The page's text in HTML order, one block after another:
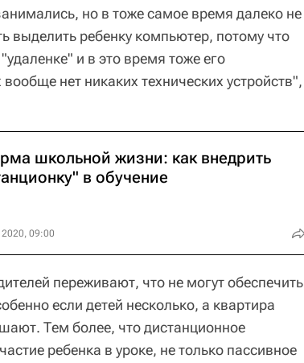
но в тоже самое время далеко не
выделить ребенку компьютер, потому что
и в это время тоже его
нет никаких технических устройств",
школьной жизни: как внедрить
в обучение
2020, 09:00
переживают, что не могут обеспечить
если детей несколько, а квартира
Тем более, что дистанционное
ребенка в уроке, не только пассивное